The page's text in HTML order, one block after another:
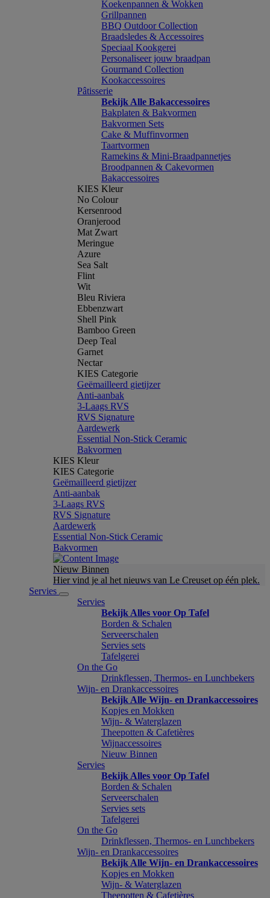
Koekenpannen & Wokken
Grillpannen
BBQ Outdoor Collection
Braadsledes & Accessoires
Speciaal Kookgerei
Personaliseer jouw braadpan
Gourmand Collection
Kookaccessoires
Pâtisserie
Bekijk Alle Bakaccessoires
Bakplaten & Bakvormen
Bakvormen Sets
Cake & Muffinvormen
Taartvormen
Ramekins & Mini-Braadpannetjes
Broodpannen & Cakevormen
Bakaccessoires
KIES Kleur
No Colour
Kersenrood
Oranjerood
Mat Zwart
Meringue
Azure
Sea Salt
Flint
Wit
Bleu Riviera
Ebbenzwart
Shell Pink
Bamboo Green
Deep Teal
Garnet
Nectar
KIES Categorie
Geëmailleerd gietijzer
Anti-aanbak
3-Laags RVS
RVS Signature
Aardewerk
Essential Non-Stick Ceramic
Bakvormen
KIES Kleur
KIES Categorie
Geëmailleerd gietijzer
Anti-aanbak
3-Laags RVS
RVS Signature
Aardewerk
Essential Non-Stick Ceramic
Bakvormen
Nieuw Binnen
Hier vind je al het nieuws van Le Creuset op één plek.
Servies
Servies
Bekijk Alles voor Op Tafel
Borden & Schalen
Serveerschalen
Servies sets
Tafelgerei
On the Go
Drinkflessen, Thermos- en Lunchbekers
Wijn- en Drankaccessoires
Bekijk Alle Wijn- en Drankaccessoires
Kopjes en Mokken
Wijn- & Waterglazen
Theepotten & Cafetières
Wijnaccessoires
Nieuw Binnen
Servies
Bekijk Alles voor Op Tafel
Borden & Schalen
Serveerschalen
Servies sets
Tafelgerei
On the Go
Drinkflessen, Thermos- en Lunchbekers
Wijn- en Drankaccessoires
Bekijk Alle Wijn- en Drankaccessoires
Kopjes en Mokken
Wijn- & Waterglazen
Theepotten & Cafetières